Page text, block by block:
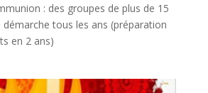
: des groupes de plus de 15
tous les ans (préparation
en 2 ans)